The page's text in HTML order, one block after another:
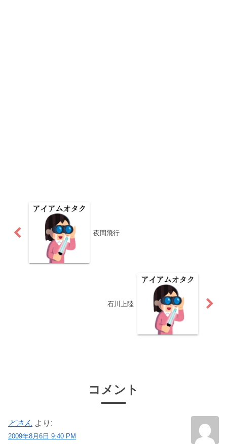
夜間飛行
石川上陸
コメント
どさん より:
2009年8月6日 9:40 PM